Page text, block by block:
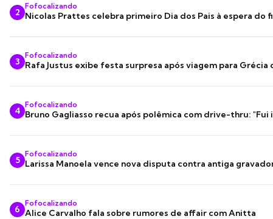
2
Fofocalizando
Nicolas Prattes celebra primeiro Dia dos Pais à espera do
3
Fofocalizando
Rafa Justus exibe festa surpresa após viagem para Grécia
4
Fofocalizando
Bruno Gagliasso recua após polêmica com drive-thru: "Fui
5
Fofocalizando
Larissa Manoela vence nova disputa contra antiga
6
Fofocalizando
Alice Carvalho fala sobre rumores de affair com Anitta